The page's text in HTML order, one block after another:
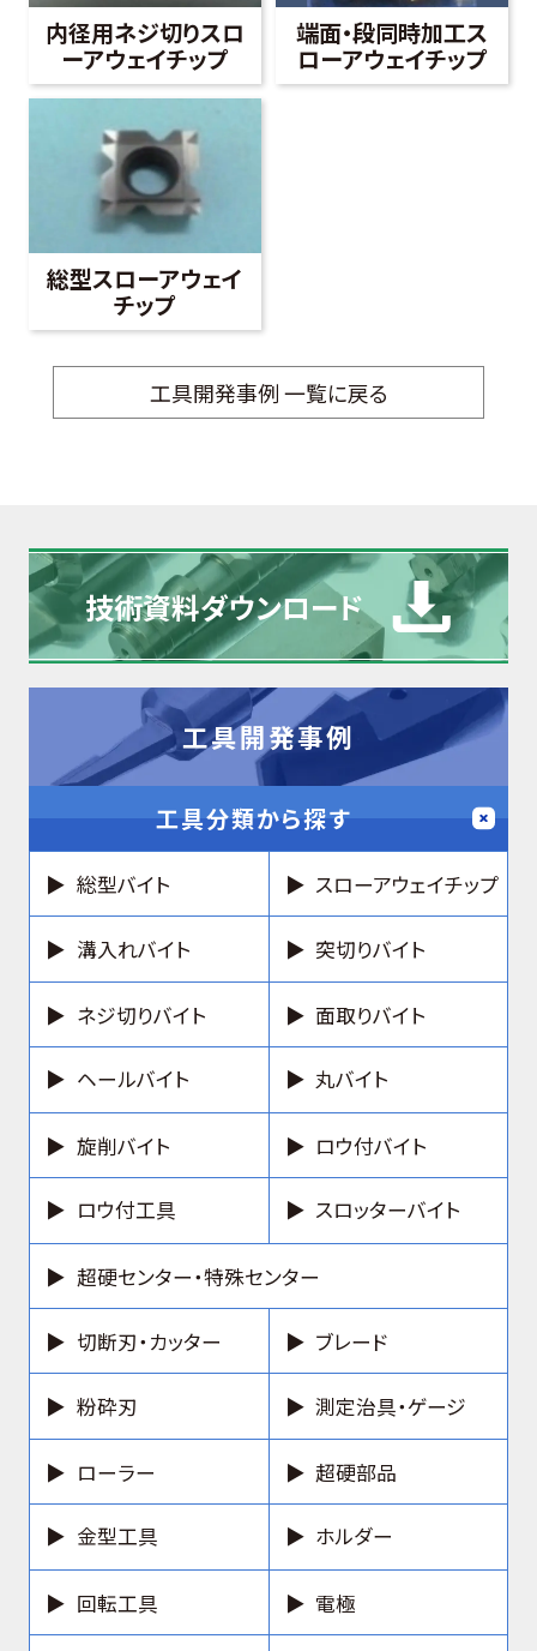
内径用ネジ切りスロ
ーアウェイチップ
端面・段同時加工ス
ローアウェイチップ
総型スローアウェイ
チップ
工具開発事例 一覧に戻る
技術資料ダウンロード
工具開発事例
工具分類から探す
総型バイト スローアウェイチップ
溝入れバイト 突切りバイト
ネジ切りバイト 面取りバイト
ヘールバイト 丸バイト
旋削バイト ロウ付バイト
ロウ付工具 スロッターバイト
超硬センター・特殊センター
切断刃・カッター ブレード
粉砕刃 測定治具・ゲージ
ローラー 超硬部品
金型工具 ホルダー
回転工具 電極